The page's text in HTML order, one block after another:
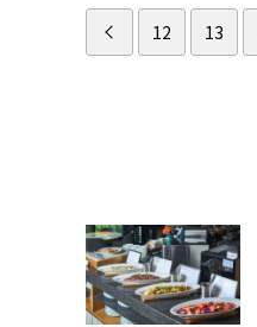
12 13